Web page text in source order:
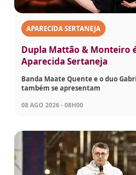
APARECIDA SERTANEJA
Dupla Mattão & Monteiro
Aparecida Sertaneja
Banda Maate Quente e o duo
também se apresentam
08 AGO 2026 - 08H00